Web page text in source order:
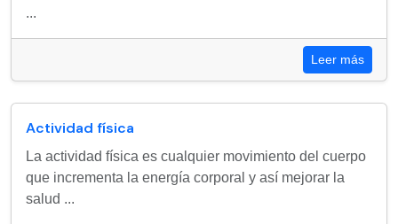
...
Leer más
Actividad física
La actividad física es cualquier movimiento del cuerpo
que incrementa la energía corporal y así mejorar la
salud ...